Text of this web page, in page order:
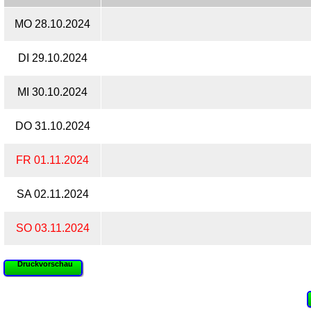
MO 28.10.2024
DI 29.10.2024
MI 30.10.2024
DO 31.10.2024
FR 01.11.2024
SA 02.11.2024
SO 03.11.2024
Druckvorschau